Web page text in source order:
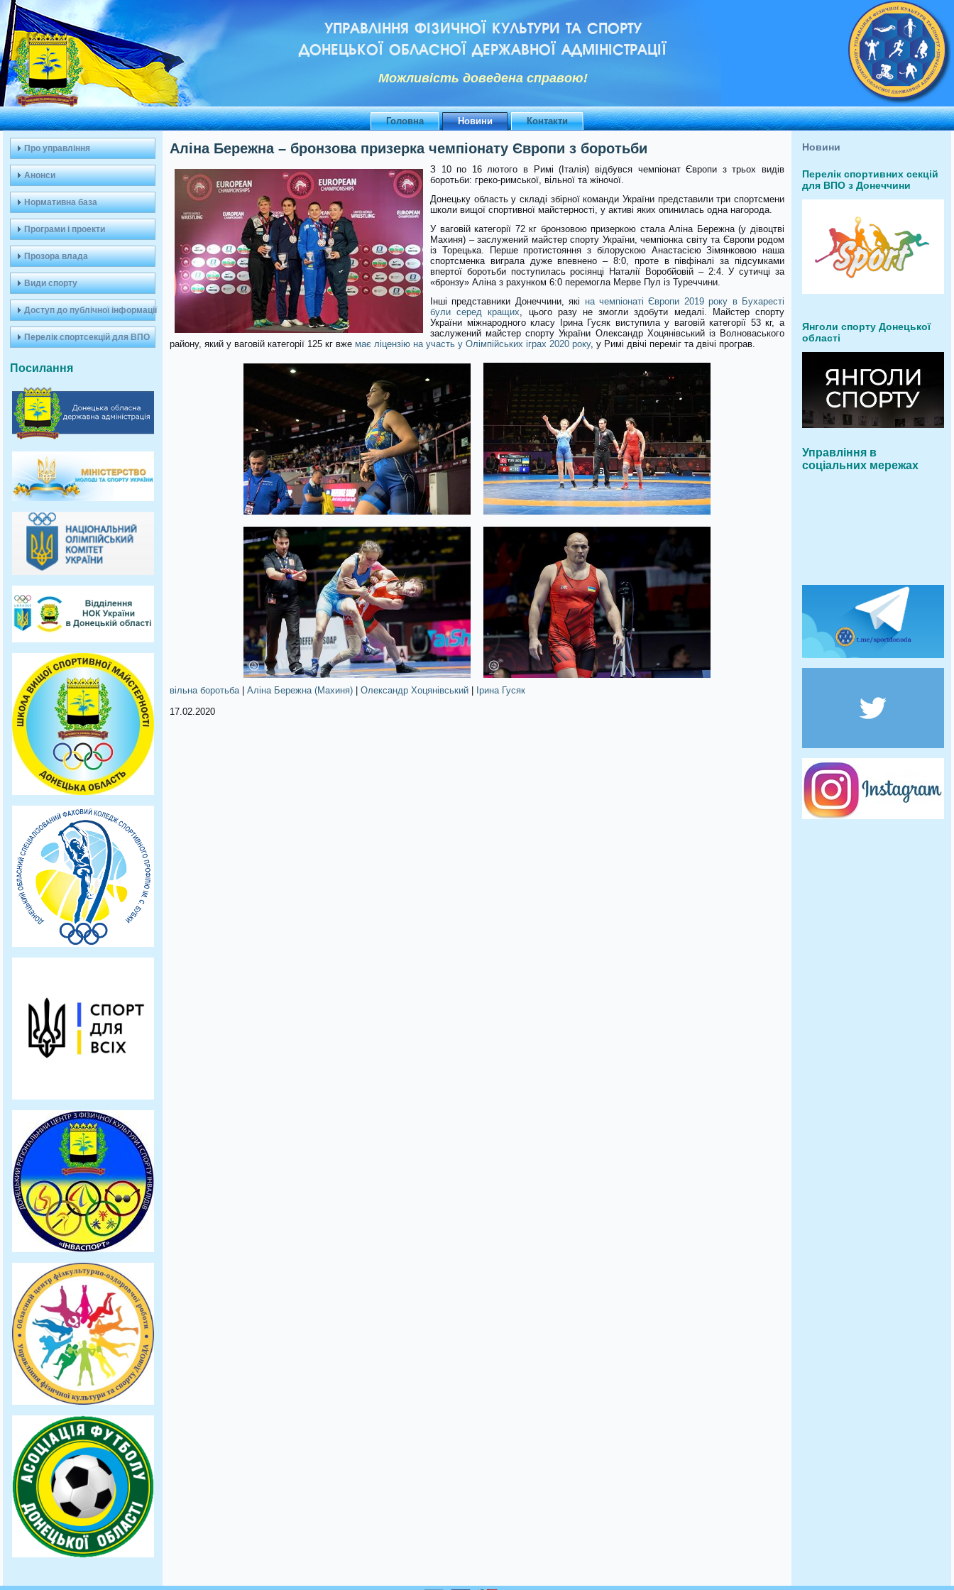
УПРАВЛІННЯ ФІЗИЧНОЇ КУЛЬТУРИ ТА СПОРТУ
ДОНЕЦЬКОЇ ОБЛАСНОЇ ДЕРЖАВНОЇ АДМІНІСТРАЦІЇ
Можливiсть доведена справою!
Головна Новини Контакти
Про управління
Анонси
Нормативна база
Програми і проекти
Прозора влада
Види спорту
Доступ до публічної інформації
Перелік спортсекцій для ВПО
Посилання
Аліна Бережна – бронзова призерка чемпіонату Європи з боротьби
З 10 по 16 лютого в Римі (Італія) відбувся чемпіонат Європи з трьох видів
боротьби: греко-римської, вільної та жіночої.
Донецьку область у складі збірної команди України представили три спортсмени
школи вищої спортивної майстерності, у активі яких опинилась одна нагорода.
У ваговій категорії 72 кг бронзовою призеркою стала Аліна Бережна (у дівоцтві
Махиня) – заслужений майстер спорту України, чемпіонка світу та Європи родом
із Торецька. Перше протистояння з білорускою Анастасією Зімянковою наша
спортсменка виграла дуже впевнено – 8:0, проте в півфіналі за підсумками
впертої боротьби поступилась росіянці Наталії Воробйовій – 2:4. У сутичці за
«бронзу» Аліна з рахунком 6:0 перемогла Мерве Пул із Туреччини.
Інші представники Донеччини, які на чемпіонаті Європи 2019 року в Бухаресті
були серед кращих, цього разу не змогли здобути медалі. Майстер спорту
України міжнародного класу Ірина Гусяк виступила у ваговій категорії 53 кг, а
заслужений майстер спорту України Олександр Хоцянівський із Волноваського
району, який у ваговій категорії 125 кг вже має ліцензію на участь у Олімпійських іграх 2020 року, у Римі двічі переміг та двічі програв.
вільна боротьба| Аліна Бережна (Махиня) Олександр Хоцянівський
Ірина Гусяк
17.02.2020
Новини
Перелік спортивних секцій
для ВПО з Донеччини
Янголи спорту Донецької
області
Управління в
соціальних мережах